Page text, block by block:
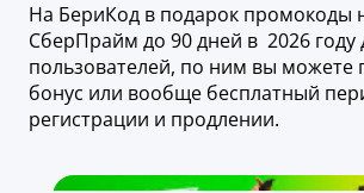
На БериКод в подарок промокоды
СберПрайм до 90 дней в 2026 году
пользователей, по ним вы можете
бонус или вообще бесплатный
регистрации и продлении.